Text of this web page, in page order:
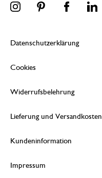
Datenschutzerklärung
Cookies
Widerrufsbelehrung
Lieferung und Versandkosten
Kundeninformation
Impressum